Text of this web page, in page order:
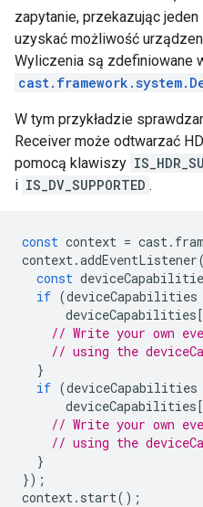
zapytanie, przekazując
uzyskać możliwość
Wyliczenia są zdefiniowane
W tym przykładzie
Receiver może odtwarzać
pomocą klawiszy
i IS_DV_SUPPORTED .
const context = cast.
context.addEventListener(
const
if (deviceCapabilities
deviceCapabilities[
// Write your own
// using the
}
if (deviceCapabilities
deviceCapabilities[
// Write your own
// using the
}
});
context. start();